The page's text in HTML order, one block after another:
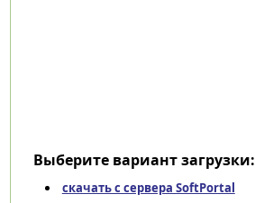
Выберите вариант загрузки:
скачать с сервера SoftPortal